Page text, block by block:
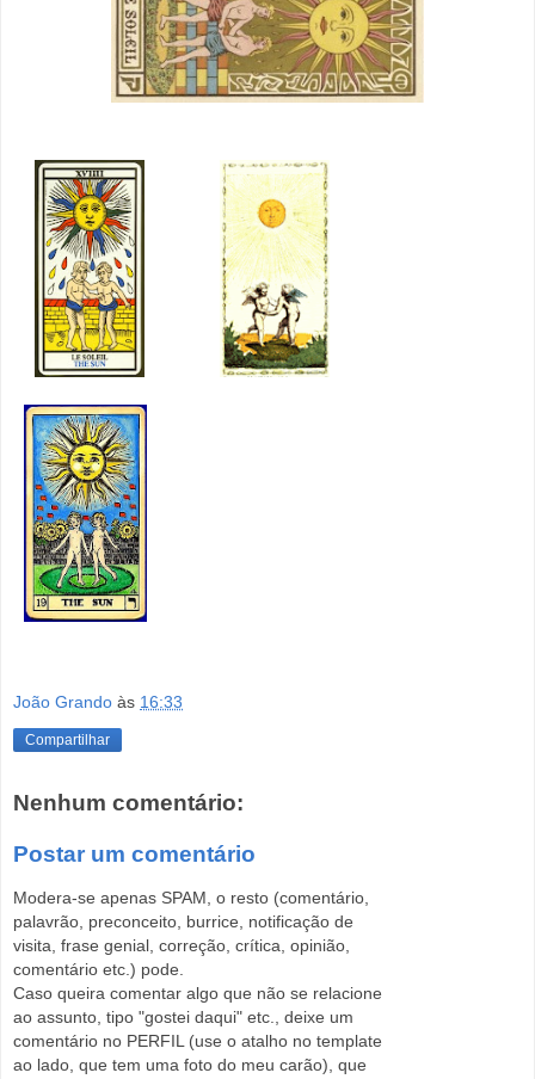
João Grando às 16:33
Compartilhar
Nenhum comentário:
Postar um comentário
Modera-se apenas SPAM, o resto (comentário,
palavrão, preconceito, burrice, notificação de
visita, frase genial, correção, crítica, opinião,
comentário etc.) pode.
Caso queira comentar algo que não se relacione
ao assunto, tipo "gostei daqui" etc., deixe um
comentário no PERFIL (use o atalho no template
ao lado, que tem uma foto do meu carão), que